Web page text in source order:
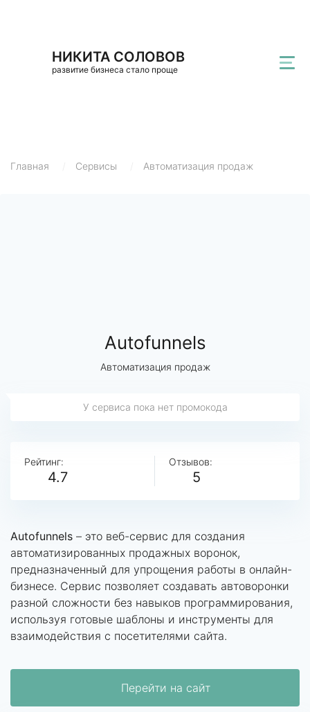
НИКИТА СОЛОВОВ
развитие бизнеса стало проще
Главная Сервисы Автоматизация продаж
Autofunnels
Автоматизация продаж
У сервиса пока нет промокода
Рейтинг:
4.7
Отзывов:
5
Autofunnels – это веб-сервис для создания
автоматизированных продажных воронок,
предназначенный для упрощения работы в онлайн-
бизнесе. Сервис позволяет создавать автоворонки
разной сложности без навыков программирования,
используя готовые шаблоны и инструменты для
взаимодействия с посетителями сайта.
Перейти на сайт